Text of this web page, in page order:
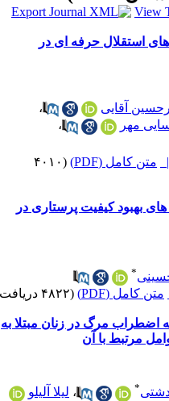
استقلال حرفه ای در
آقایی
،
مهر
،
متن کامل (PDF)
(۴۰۱۰
بهبود کیفیت پرستاری در
متن کامل (PDF) (۴۸۲۲ دریافت)
مرگ در زنان مبتلا به
مرتبط با آن
،لیلا آلیلو